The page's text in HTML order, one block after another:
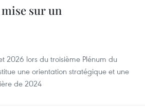
sur un
2026 lors du troisième Plénum du
une orientation stratégique et une
de 2024